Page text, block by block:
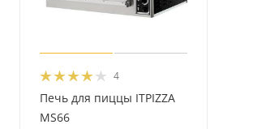
4
Печь для пиццы ITPIZZA
MS66